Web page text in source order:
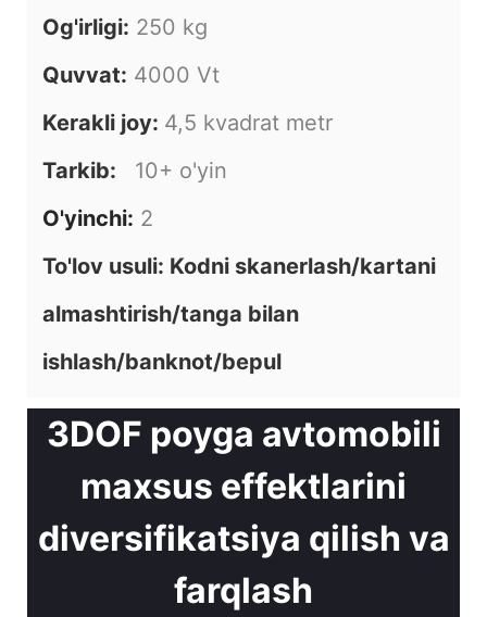
Og'irligi: 250 kg
Quvvat: 4000 Vt
Kerakli joy: 4,5 kvadrat metr
Tarkib:
10+ o'yin
O'yinchi: 2
To'lov usuli: Kodni skanerlash/kartani
almashtirish/tanga bilan
ishlash/banknot/bepul
3DOF poyga avtomobili
maxsus effektlarini
diversifikatsiya qilish va
farqlash